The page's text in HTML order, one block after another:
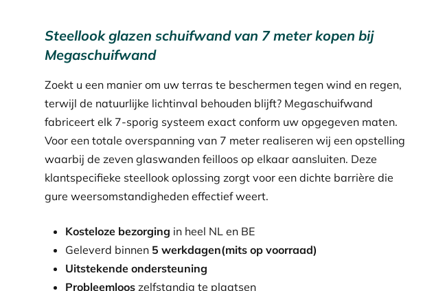
Steellook glazen schuifwand van 7 meter kopen bij
Megaschuifwand
Zoekt u een manier om uw terras te beschermen tegen wind en regen,
terwijl de natuurlijke lichtinval behouden blijft? Megaschuifwand
fabriceert elk 7-sporig systeem exact conform uw opgegeven maten.
Voor een totale overspanning van 7 meter realiseren wij een opstelling
waarbij de zeven glaswanden feilloos op elkaar aansluiten. Deze
klantspecifieke steellook oplossing zorgt voor een dichte barrière die
gure weersomstandigheden effectief weert.
Kosteloze bezorging in heel NL en BE
Geleverd binnen 5 werkdagen(mits op voorraad)
Uitstekende ondersteuning
Probleemloos zelfstandig te plaatsen